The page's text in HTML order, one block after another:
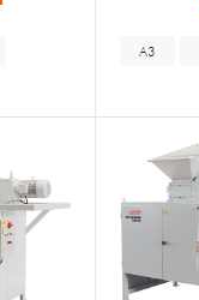
A3